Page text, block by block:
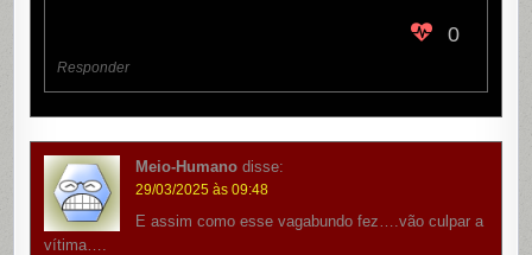
0
Responder
Meio-Humano disse:
29/03/2025 às 09:48
E assim como esse vagabundo fez….vão culpar a
vítima….